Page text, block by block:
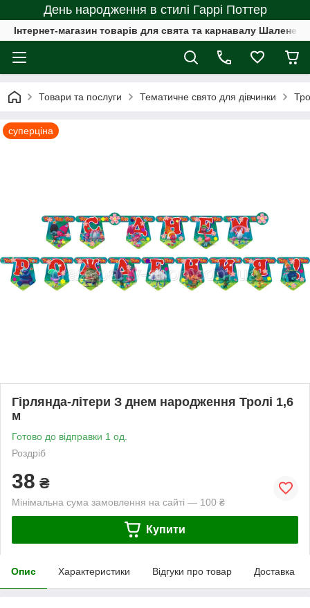
День народження в стилі Гаррі Поттер
Інтернет-магазин товарів для свята та карнавалу Шалене
Товари та послуги Тематичне свято для дівчинки
суперціна
Гірлянда-літери З днем народження Тролі 1,6
м
Готово до відправки 1 од.
Роздріб
38 ₴
Мінімальна сума замовлення на сайті — 100 ₴
Купити
Опис Характеристики Відгуки про товар Доставка